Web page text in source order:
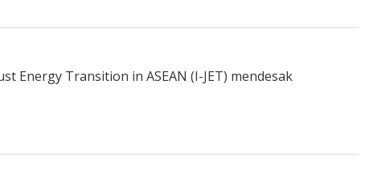
Energy Transition in ASEAN (I-JET) mendesak